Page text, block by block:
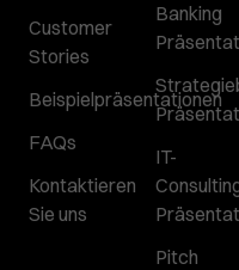
Customer
Stories
Beispielpräsentationen
FAQs
Kontaktieren
Sie uns
Banking
IT-
Pitch